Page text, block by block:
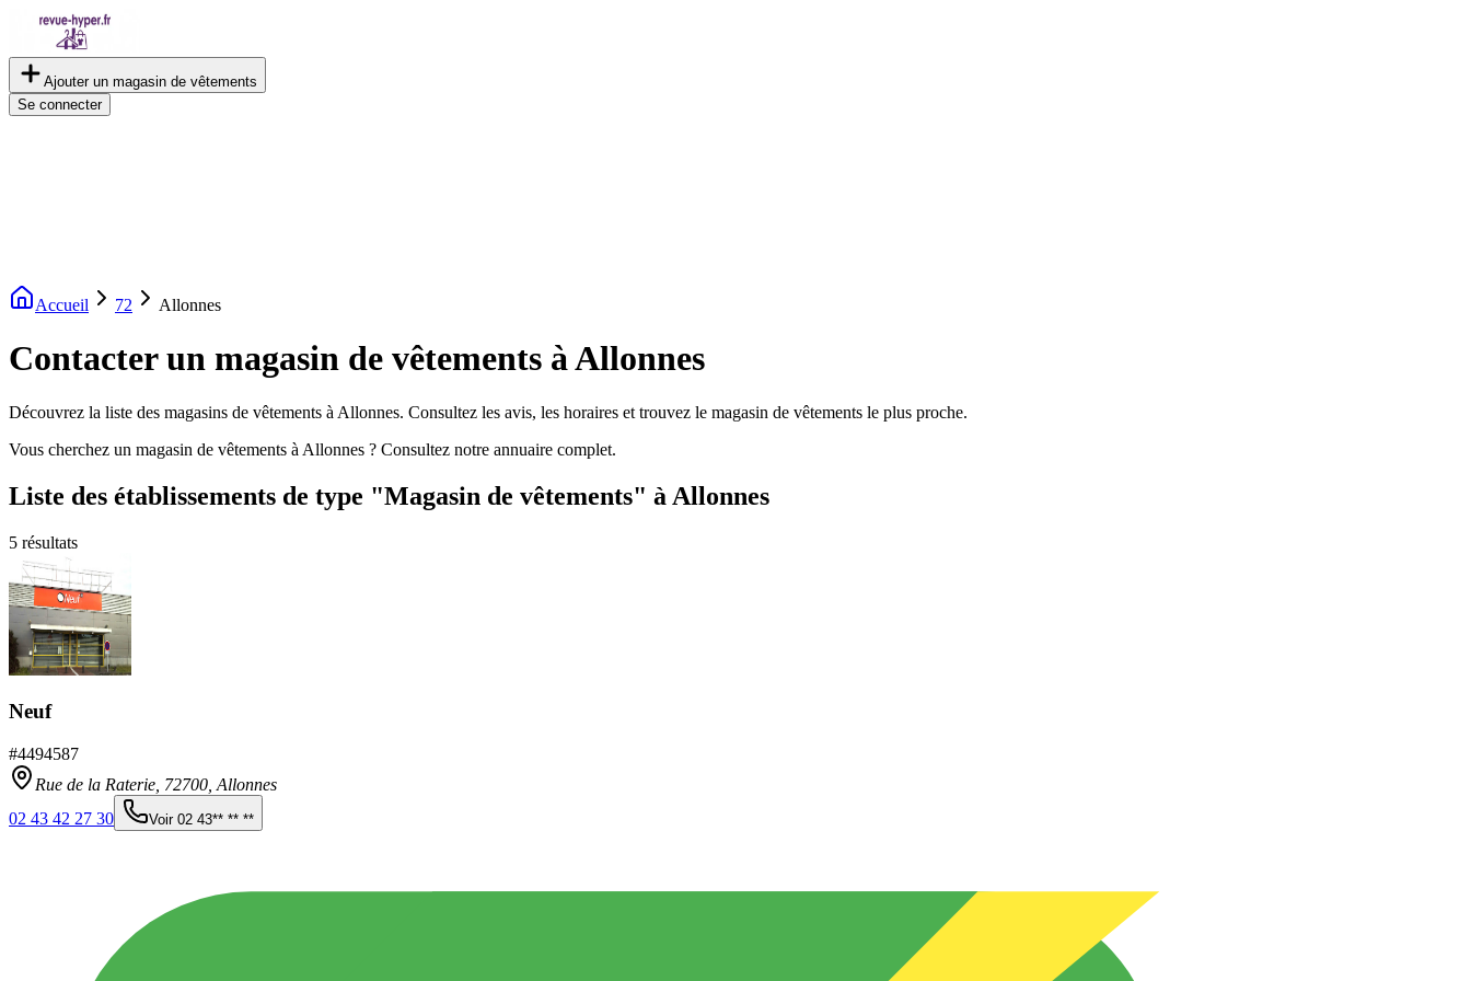
Ajouter un magasin de vêtements
Se connecter
Accueil 72 Allonnes
Contacter un magasin de vêtements à Allonnes
Découvrez la liste des magasins de vêtements à Allonnes. Consultez les avis, les horaires et trouvez le magasin de vêtements le plus proche.
Vous cherchez un magasin de vêtements à Allonnes ? Consultez notre annuaire complet.
Liste des établissements de type "Magasin de vêtements" à Allonnes
5 résultats
Neuf
#4494587
Rue de la Raterie, 72700 Allonnes
02 43 42 27 30
Voir 02 43** ** **